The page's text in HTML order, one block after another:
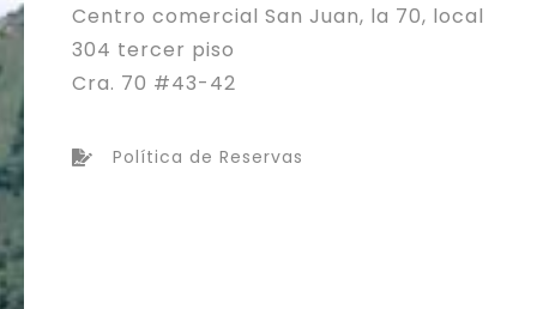
Centro comercial San Juan, la 70, local
304 tercer piso
Cra. 70 #43-42
Política de Reservas